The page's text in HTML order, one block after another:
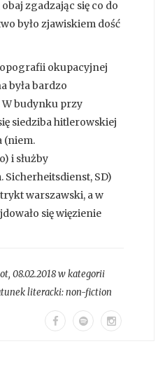
zgadzając się co do
było zjawiskiem dość
okupacyjnej
była bardzo
budynku przy
siedziba hitlerowskiej
(niem.
i służby
Sicherheitsdienst, SD)
warszawski, a w
się więzienie
, 08.02.2018 w kategorii
literacki:non-fiction